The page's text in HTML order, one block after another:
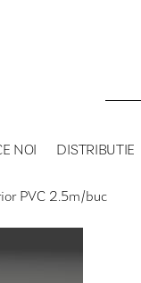
NOI DISTRIBUTIE
PVC 2.5m/buc